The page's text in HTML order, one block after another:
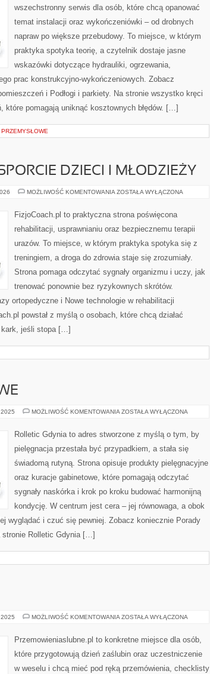
DOMU
wszechstronny serwis dla osób, które chcą opanować
temat instalacji oraz wykończeniówki – od drobnych
napraw po większe przebudowy. To miejsce, w którym
praktyka spotyka teorię, a czytelnik dostaje jasne
wskazówki dotyczące hydrauliki, ogrzewania,
prac konstrukcyjno-wykończeniowych. Zobacz
i Podłogi i parkiety. Na stronie wszystko kręci
które pomagają uniknąć kosztownych błędów. […]
DZIECI I MŁODZIEŻY
MOŻLIWOŚĆ KOMENTOWANIA FIZJOTERAPIA
DZIECI
I
ZOSTAŁA WYŁĄCZONA
FizjoCoach.pl to praktyczna strona poświęcona
rehabilitacji, usprawnianiu oraz bezpiecznemu terapii
urazów. To miejsce, w którym praktyka spotyka się z
treningiem, a droga do zdrowia staje się zrozumiały.
Strona pomaga odczytać sygnały organizmu i uczy, jak
trenować ponownie bez ryzykownych skrótów.
ortopedyczne i Nowe technologie w rehabilitacji
powstał z myślą o osobach, które chcą działać
jeśli stopa […]
MOŻLIWOŚĆ KOMENTOWANIA PORADY
ZOSTAŁA WYŁĄCZONA
Rolletic Gdynia to adres stworzone z myślą o tym, by
pielęgnacja przestała być przypadkiem, a stała się
świadomą rutyną. Strona opisuje produkty pielęgnacyjne
oraz kuracje gabinetowe, które pomagają odczytać
sygnały naskórka i krok po kroku budować harmonijną
kondycję. W centrum jest cera – jej równowaga, a obok
wyglądać i czuć się pewniej. Zobacz koniecznie Porady
stronie Rolletic Gdynia […]
MOŻLIWOŚĆ KOMENTOWANIA INSPIRACJE
ZOSTAŁA WYŁĄCZONA
Przemowieniaslubne.pl to konkretne miejsce dla osób,
które przygotowują dzień zaślubin oraz uczestniczenie
w weselu i chcą mieć pod ręką przemówienia, checklisty